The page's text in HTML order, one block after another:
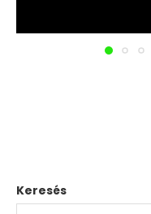
Keresés